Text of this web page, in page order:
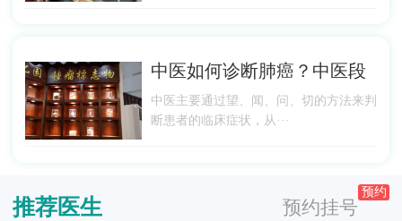
中医如何诊断肺癌？中医段
中医主要通过望、闻、问、切的方法来判
断患者的临床症状，从···
推荐医生 预约挂号
预约